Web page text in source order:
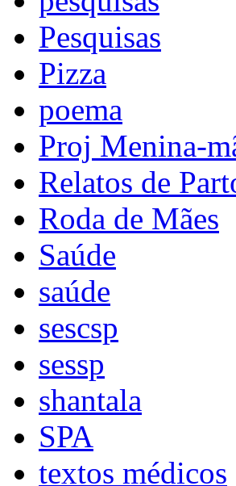
Pesquisas
Pizza
poema
Proj Menina-
Relatos de
Roda de Mães
Saúde
saúde
sescsp
sessp
shantala
SPA
textos médicos